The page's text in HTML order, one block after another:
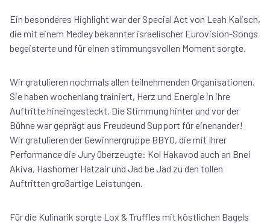
Ein besonderes Highlight war der Special Act von Leah Kalisch,
die mit einem Medley bekannter israelischer Eurovision-Songs
begeisterte und für einen stimmungsvollen Moment sorgte.
Wir gratulieren nochmals allen teilnehmenden Organisationen.
Sie haben wochenlang trainiert, Herz und Energie in ihre
Auftritte hineingesteckt. Die Stimmung hinter und vor der
Bühne war geprägt aus Freudeund Support für einenander!
Wir gratulieren der Gewinnergruppe BBYO, die mit Ihrer
Performance die Jury überzeugte: Kol Hakavod auch an Bnei
Akiva, Hashomer Hatzair und Jad be Jad zu den tollen
Auftritten großartige Leistungen.
Für die Kulinarik sorgte Lox & Truffles mit köstlichen Bagels